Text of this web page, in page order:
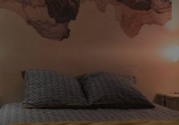
búsqueda. Prueba a